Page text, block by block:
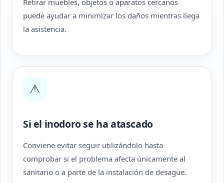
Retirar muebles, objetos o aparatos cercanos
puede ayudar a minimizar los daños mientras llega
la asistencia.
⚠
Si el inodoro se ha atascado
Conviene evitar seguir utilizándolo hasta
comprobar si el problema afecta únicamente al
sanitario o a parte de la instalación de desagüe.